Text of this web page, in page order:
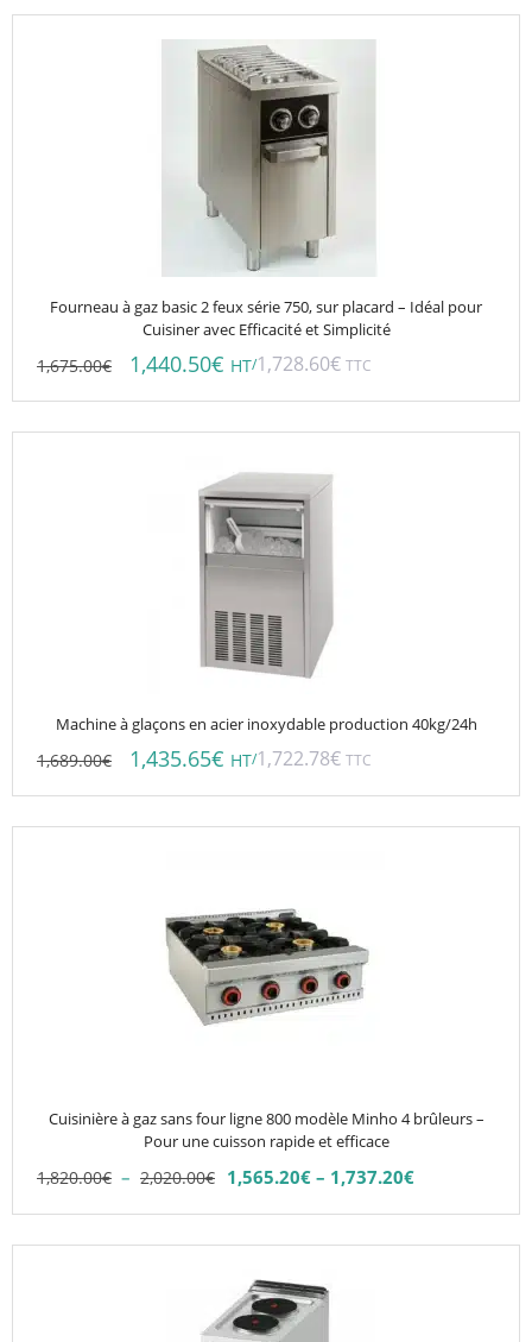
Fourneau à gaz basic 2 feux série 750, sur placard – Idéal pour
Cuisiner avec Efficacité et Simplicité
1,675.00€ 1,440.50€ HT/1,728.60€ TTC
Machine à glaçons en acier inoxydable production 40kg/24h
1,689.00€ 1,435.65€ HT/1,722.78€ TTC
Cuisinière à gaz sans four ligne 800 modèle Minho 4 brûleurs –
Pour une cuisson rapide et efficace
1,820.00€ – 2,020.00€Plage
1,820.00€
2,020.00€
1,565.20€ – 1,737.20€
Plage
de
choisies